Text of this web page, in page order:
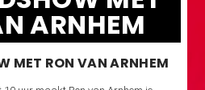
ARNHEM
MET RON VAN ARNHEM